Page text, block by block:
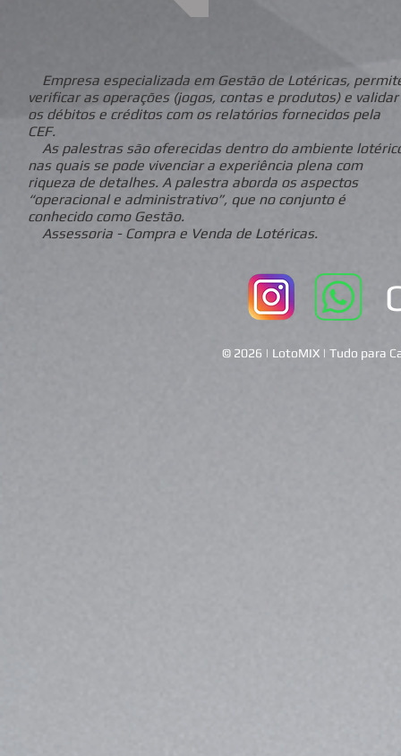
Empresa especializada em Gestão de Lotéricas,
verificar as operações (jogos, contas e produtos) e validar
os débitos e créditos com os relatórios fornecidos pela
CEF.
As palestras são oferecidas dentro do ambiente
nas quais se pode vivenciar a experiência plena com
riqueza de detalhes. A palestra aborda os aspectos
“operacional e administrativo”, que no conjunto é
conhecido como Gestão.
Assessoria - Compra e Venda de Lotéricas.
© 2026 | LotoMIX | Tudo para